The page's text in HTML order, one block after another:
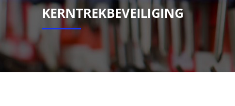
KERNTREKBEVEILIGING